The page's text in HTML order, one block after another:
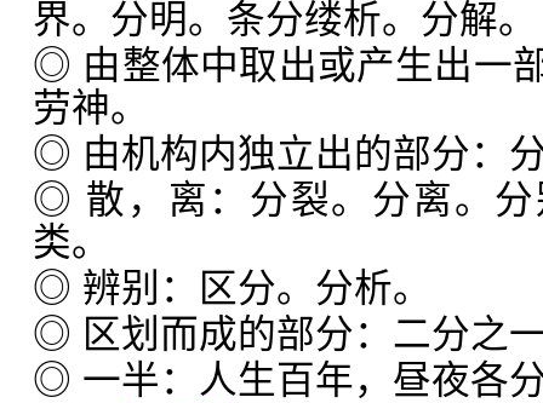
界。分明。条分缕析。分解。
◎ 由整体中取出或产生出一
劳神。
◎ 由机构内独立出的部分：
◎ 散，离：分裂。分离。
类。
◎ 辨别：区分。分析。
◎ 区划而成的部分：二分之
◎ 一半：人生百年，昼夜各